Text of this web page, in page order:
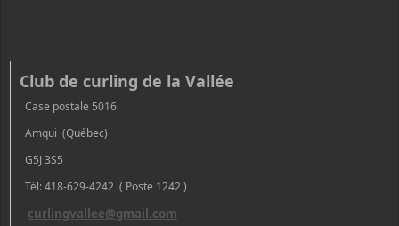
Club de curling de la Vallée
Case postale 5016
Amqui (Québec)
G5J 3S5
Tél: 418-629-4242 ( Poste 1242 )
curlingvallee@gmail.com